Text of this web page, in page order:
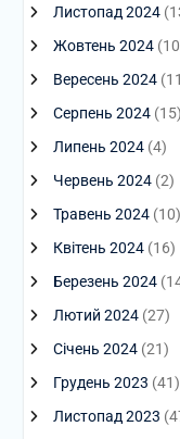
Листопад 2024
Жовтень 2024
Вересень 2024
Серпень 2024(15)
Липень 2024(4)
Червень 2024(2)
Травень 2024(10)
Квітень 2024(16)
Березень 2024
Лютий 2024(27)
Січень 2024(21)
Грудень 2023 (41)
Листопад 2023